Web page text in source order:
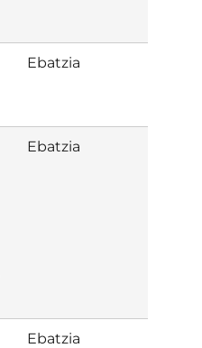
Ebatzia
Ebatzia
Ebatzia